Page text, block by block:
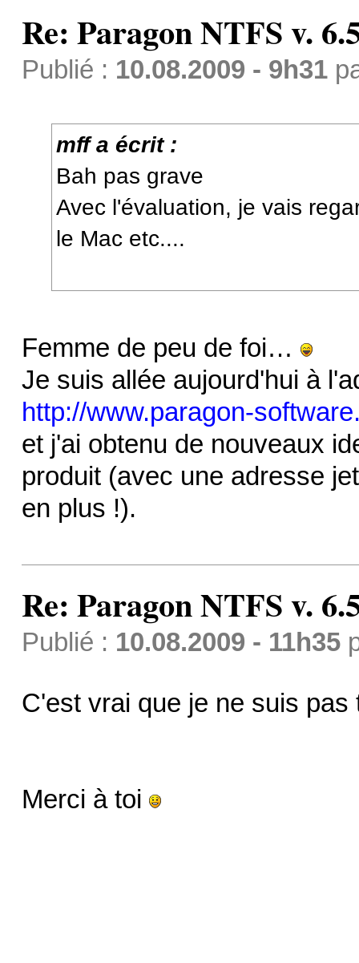
Re: Paragon NTFS v.
Publié : 10.08.2009 - 9h31
mff a écrit :
Bah pas grave
Avec l'évaluation, je vais
le Mac etc....
Femme de peu de foi…
Je suis allée aujourd'hui à
http://www.paragon-
et j'ai obtenu de nouveaux
produit (avec une adresse
en plus !).
Re: Paragon NTFS v.
Publié : 10.08.2009 - 11h35
C'est vrai que je ne suis
Merci à toi